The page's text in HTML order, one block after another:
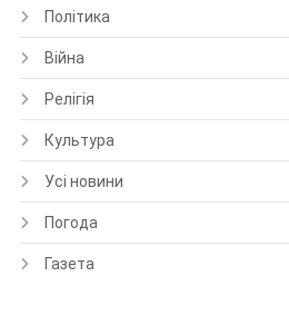
Політика
Війна
Релігія
Культура
Усі новини
Погода
Газета